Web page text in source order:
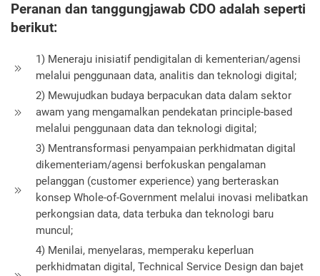
Peranan dan tanggungjawab CDO adalah seperti
berikut:
1) Meneraju inisiatif pendigitalan di kementerian/agensi
melalui penggunaan data, analitis dan teknologi digital;
2) Mewujudkan budaya berpacukan data dalam sektor
awam yang mengamalkan pendekatan principle-based
melalui penggunaan data dan teknologi digital;
3) Mentransformasi penyampaian perkhidmatan digital
dikementeriam/agensi berfokuskan pengalaman
pelanggan (customer experience) yang berteraskan
konsep Whole-of-Government melalui inovasi melibatkan
perkongsian data, data terbuka dan teknologi baru
muncul;
4) Menilai, menyelaras, memperaku keperluan
perkhidmatan digital, Technical Service Design dan bajet